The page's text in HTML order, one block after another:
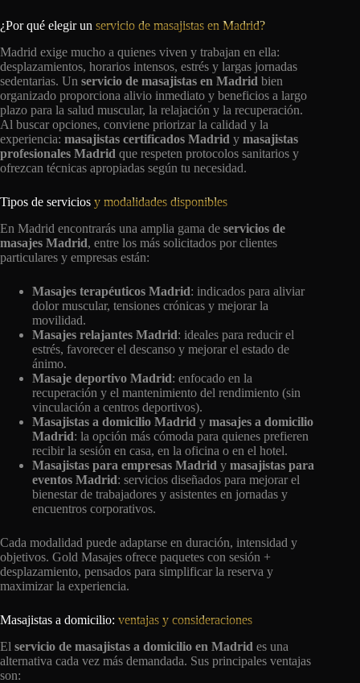
¿Por qué elegir un servicio de masajistas en Madrid?
Madrid exige mucho a quienes viven y trabajan en ella:
desplazamientos, horarios intensos, estrés y largas jornadas
sedentarias. Un servicio de masajistas en Madrid bien
organizado proporciona alivio inmediato y beneficios a largo
plazo para la salud muscular, la relajación y la recuperación.
Al buscar opciones, conviene priorizar la calidad y la
experiencia: masajistas certificados Madrid y masajistas
profesionales Madrid que respeten protocolos sanitarios y
ofrezcan técnicas apropiadas según tu necesidad.
Tipos de servicios y modalidades disponibles
En Madrid encontrarás una amplia gama de servicios de
masajes Madrid, entre los más solicitados por clientes
particulares y empresas están:
Masajes terapéuticos Madrid: indicados para aliviar
dolor muscular, tensiones crónicas y mejorar la
movilidad.
Masajes relajantes Madrid: ideales para reducir el
estrés, favorecer el descanso y mejorar el estado de
ánimo.
Masaje deportivo Madrid: enfocado en la
recuperación y el mantenimiento del rendimiento (sin
vinculación a centros deportivos).
Masajistas a domicilio Madrid y masajes a domicilio
Madrid: la opción más cómoda para quienes prefieren
recibir la sesión en casa, en la oficina o en el hotel.
Masajistas para empresas Madrid y masajistas para
eventos Madrid: servicios diseñados para mejorar el
bienestar de trabajadores y asistentes en jornadas y
encuentros corporativos.
Cada modalidad puede adaptarse en duración, intensidad y
objetivos. Gold Masajes ofrece paquetes con sesión +
desplazamiento, pensados para simplificar la reserva y
maximizar la experiencia.
Masajistas a domicilio: ventajas y consideraciones
El servicio de masajistas a domicilio en Madrid es una
alternativa cada vez más demandada. Sus principales ventajas
son: